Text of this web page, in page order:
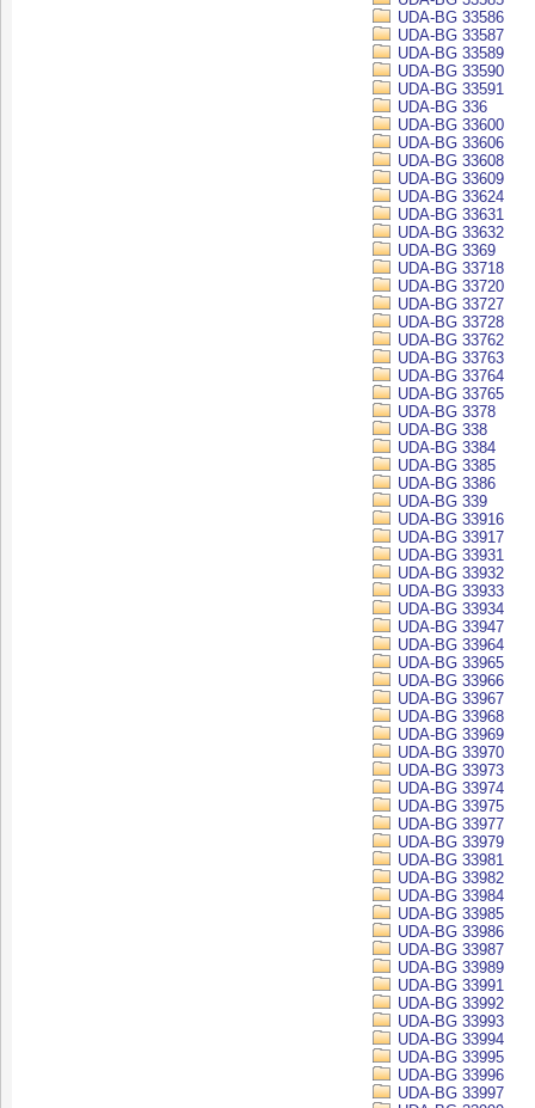
UDA-BG 33586
UDA-BG 33587
UDA-BG 33589
UDA-BG 33590
UDA-BG 33591
UDA-BG 336
UDA-BG 33600
UDA-BG 33606
UDA-BG 33608
UDA-BG 33609
UDA-BG 33624
UDA-BG 33631
UDA-BG 33632
UDA-BG 3369
UDA-BG 33718
UDA-BG 33720
UDA-BG 33727
UDA-BG 33728
UDA-BG 33762
UDA-BG 33763
UDA-BG 33764
UDA-BG 33765
UDA-BG 3378
UDA-BG 338
UDA-BG 3384
UDA-BG 3385
UDA-BG 3386
UDA-BG 339
UDA-BG 33916
UDA-BG 33917
UDA-BG 33931
UDA-BG 33932
UDA-BG 33933
UDA-BG 33934
UDA-BG 33947
UDA-BG 33964
UDA-BG 33965
UDA-BG 33966
UDA-BG 33967
UDA-BG 33968
UDA-BG 33969
UDA-BG 33970
UDA-BG 33973
UDA-BG 33974
UDA-BG 33975
UDA-BG 33977
UDA-BG 33979
UDA-BG 33981
UDA-BG 33982
UDA-BG 33984
UDA-BG 33985
UDA-BG 33986
UDA-BG 33987
UDA-BG 33989
UDA-BG 33991
UDA-BG 33992
UDA-BG 33993
UDA-BG 33994
UDA-BG 33995
UDA-BG 33996
UDA-BG 33997